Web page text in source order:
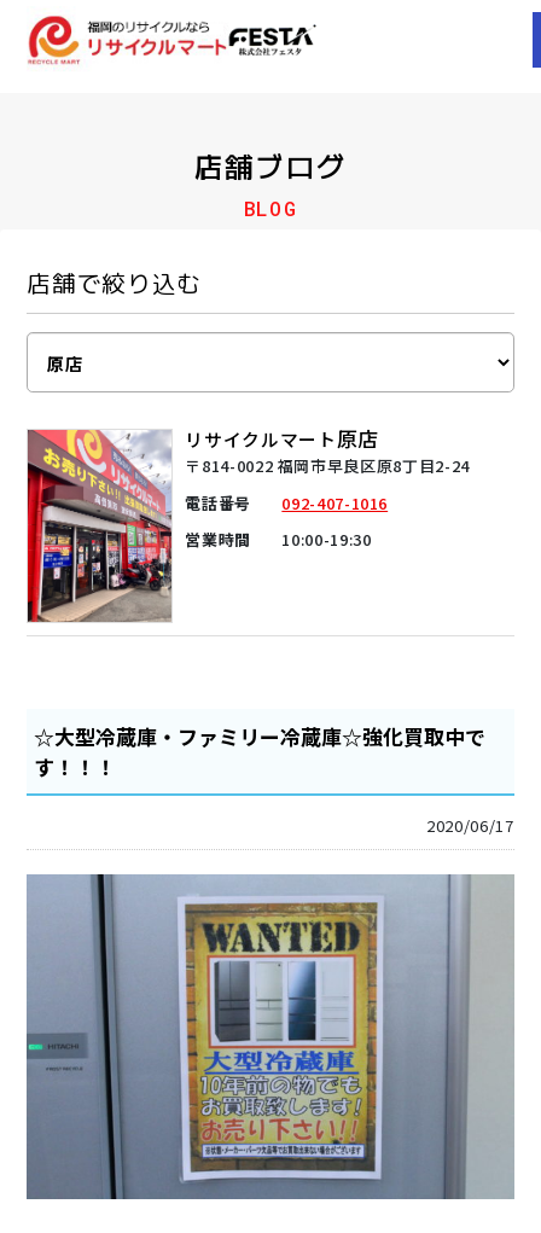
店舗ブログ
BLOG
店舗で絞り込む
リサイクルマート原店
〒814-0022 福岡市早良区原8丁目2-24
電話番号
092-407-1016
営業時間
10:00-19:30
☆大型冷蔵庫・ファミリー冷蔵庫☆強化買取中で
す！！！
2020/06/17